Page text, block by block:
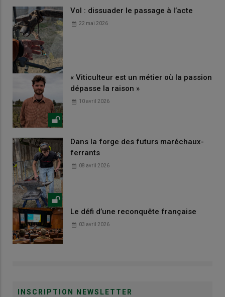
Vol : dissuader le passage à l’acte
22 mai 2026
« Viticulteur est un métier où la passion
dépasse la raison »
10 avril 2026
Dans la forge des futurs maréchaux-
ferrants
08 avril 2026
Le défi d’une reconquête française
03 avril 2026
INSCRIPTION NEWSLETTER